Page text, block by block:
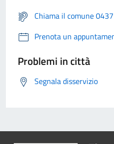
Chiama il comune
Prenota un
Problemi in città
Segnala disservizio